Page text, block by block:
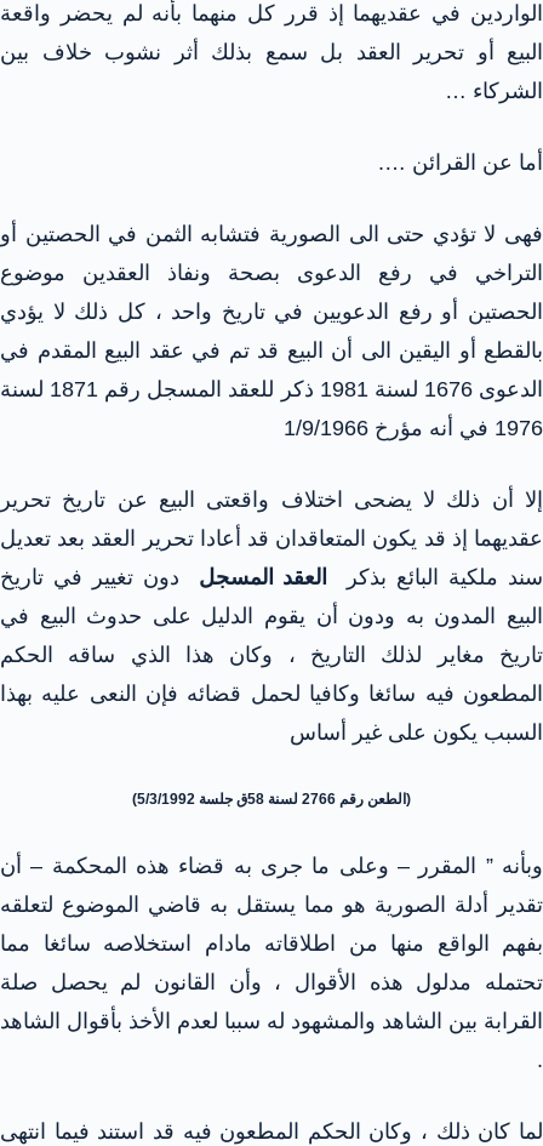
الواردين في عقديهما إذ قرر كل منهما بأنه لم يحضر واقعة
البيع أو تحرير العقد بل سمع بذلك أثر نشوب خلاف بين
الشركاء …
أما عن القرائن ….
فهى لا تؤدي حتى الى الصورية فتشابه الثمن في الحصتين أو
التراخي في رفع الدعوى بصحة ونفاذ العقدين موضوع
الحصتين أو رفع الدعويين في تاريخ واحد ، كل ذلك لا يؤدي
بالقطع أو اليقين الى أن البيع قد تم في عقد البيع المقدم في
الدعوى 1676 لسنة 1981 ذكر للعقد المسجل رقم 1871 لسنة
1976 في أنه مؤرخ 1/9/1966
إلا أن ذلك لا يضحى اختلاف واقعتى البيع عن تاريخ تحرير
عقديهما إذ قد يكون المتعاقدان قد أعادا تحرير العقد بعد تعديل
سند ملكية البائع بذكر
العقد المسجل
دون تغيير في تاريخ
البيع المدون به ودون أن يقوم الدليل على حدوث البيع في
تاريخ مغاير لذلك التاريخ ، وكان هذا الذي ساقه الحكم
المطعون فيه سائغا وكافيا لحمل قضائه فإن النعى عليه بهذا
السبب يكون على غير أساس
(الطعن رقم 2766 لسنة 58ق جلسة 5/3/1992)
وبأنه ” المقرر – وعلى ما جرى به قضاء هذه المحكمة – أن
تقدير أدلة الصورية هو مما يستقل به قاضي الموضوع لتعلقه
بفهم الواقع منها من اطلاقاته مادام استخلاصه سائغا مما
تحتمله مدلول هذه الأقوال ، وأن القانون لم يحصل صلة
القرابة بين الشاهد والمشهود له سببا لعدم الأخذ بأقوال الشاهد
.
لما كان ذلك ، وكان الحكم المطعون فيه قد استند فيما انتهى